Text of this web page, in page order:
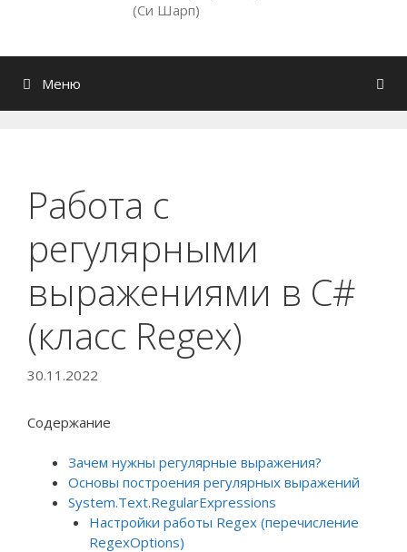
(Си Шарп)
Меню
Работа с
регулярными
выражениями в C#
(класс Regex)
30.11.2022
Содержание
Зачем нужны регулярные выражения?
Основы построения регулярных выражений
System.Text.RegularExpressions
Настройки работы Regex (перечисление
RegexOptions)